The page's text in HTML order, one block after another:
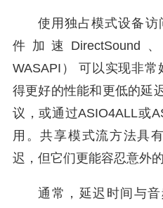
使用独占模式设备访
件加速DirectSound
WASAPI） 可以实现非
得更好的性能和更低的延
议，或通过ASIO4ALL或
用。共享模式流方法具
迟，但它们更能容忍意外
通常，延迟时间与